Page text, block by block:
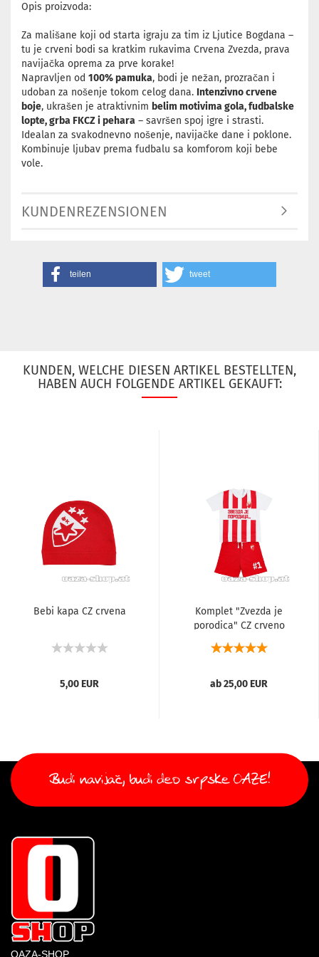
Opis proizvoda:
Za mališane koji od starta igraju za tim iz Ljutice Bogdana –
tu je crveni bodi sa kratkim rukavima Crvena Zvezda, prava
navijačka oprema za prve korake!
Napravljen od 100% pamuka, bodi je nežan, prozračan i
udoban za nošenje tokom celog dana. Intenzivno crvene
boje, ukrašen je atraktivnim belim motivima gola, fudbalske
lopte, grba FKCZ i pehara – savršen spoj igre i strasti.
Idealan za svakodnevno nošenje, navijačke dane i poklone.
Kombinuje ljubav prema fudbalu sa komforom koji bebe
vole.
KUNDENREZENSIONEN
teilen tweet
KUNDEN, WELCHE DIESEN ARTIKEL BESTELLTEN,
HABEN AUCH FOLGENDE ARTIKEL GEKAUFT:
Bebi kapa CZ crvena
5,00 EUR
Komplet "Zvezda je
porodica" CZ crveno
beli...
ab 25,00 EUR
OAZA-SHOP